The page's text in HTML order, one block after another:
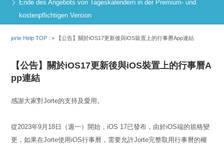
Ende des Angebots von Tageskalendern in der Premium- und
kostenpflichtigen Version
jorte Help TOP :> 【公告】關於iOS17更新後與iOS裝置上的行事曆App連結
【公告】關於iOS17更新後與iOS裝置上的行事曆A
pp連結
感謝大家對Jorte的支持及愛用。
從2023年9月18日（週一）開始，iOS 17已發布，由於iOS端的規格變
更，如果在Jorte使用iOS行事曆，需要允許Jorte完整取用行事曆的權